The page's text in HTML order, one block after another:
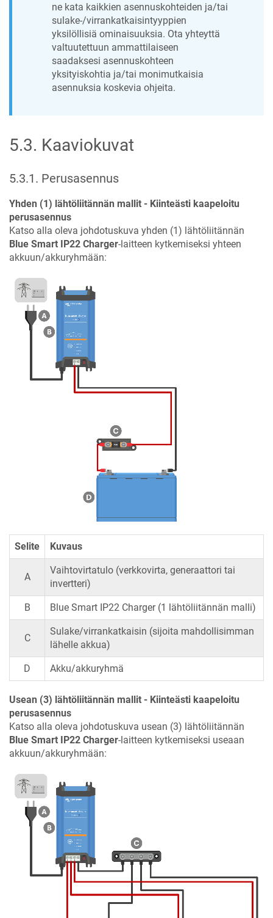
ne kata kaikkien asennuskohteiden ja/tai
sulake-/virrankatkaisintyyppien
yksilöllisiä ominaisuuksia. Ota yhteyttä
valtuutettuun ammattilaiseen
saadaksesi asennuskohteen
yksityiskohtia ja/tai monimutkaisia
asennuksia koskevia ohjeita.
5.3. Kaaviokuvat
5.3.1 . Perusasennus
Yhden (1) lähtöliitännän mallit - Kiinteästi kaapeloitu
perusasennus
Katso alla oleva johdotuskuva yhden (1) lähtöliitännän
Blue Smart IP22 Charger-laitteen kytkemiseksi yhteen
akkuun/akkuryhmään:
Selite Kuvaus
A
Vaihtovirtatulo (verkkovirta, generaattori tai
invertteri)
B Blue Smart IP22 Charger(1 lähtöliitännän malli)
C
Sulake/virrankatkaisin (sijoita mahdollisimman
lähelle akkua)
D Akku/akkuryhmä
Usean (3) lähtöliitännän mallit - Kiinteästi kaapeloitu
perusasennus
Katso alla oleva johdotuskuva usean (3) lähtöliitännän
Blue Smart IP22 Charger-laitteen kytkemiseksi useaan
akkuun/akkuryhmään: